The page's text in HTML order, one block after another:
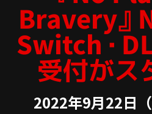
Bravery
Switch・
受付がス
2022年9月22日